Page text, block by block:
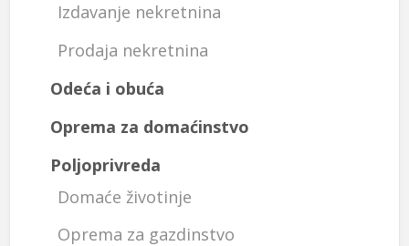
Izdavanje nekretnina
Prodaja nekretnina
Odeća i obuća
Oprema za domaćinstvo
Poljoprivreda
Domaće životinje
Oprema za gazdinstvo